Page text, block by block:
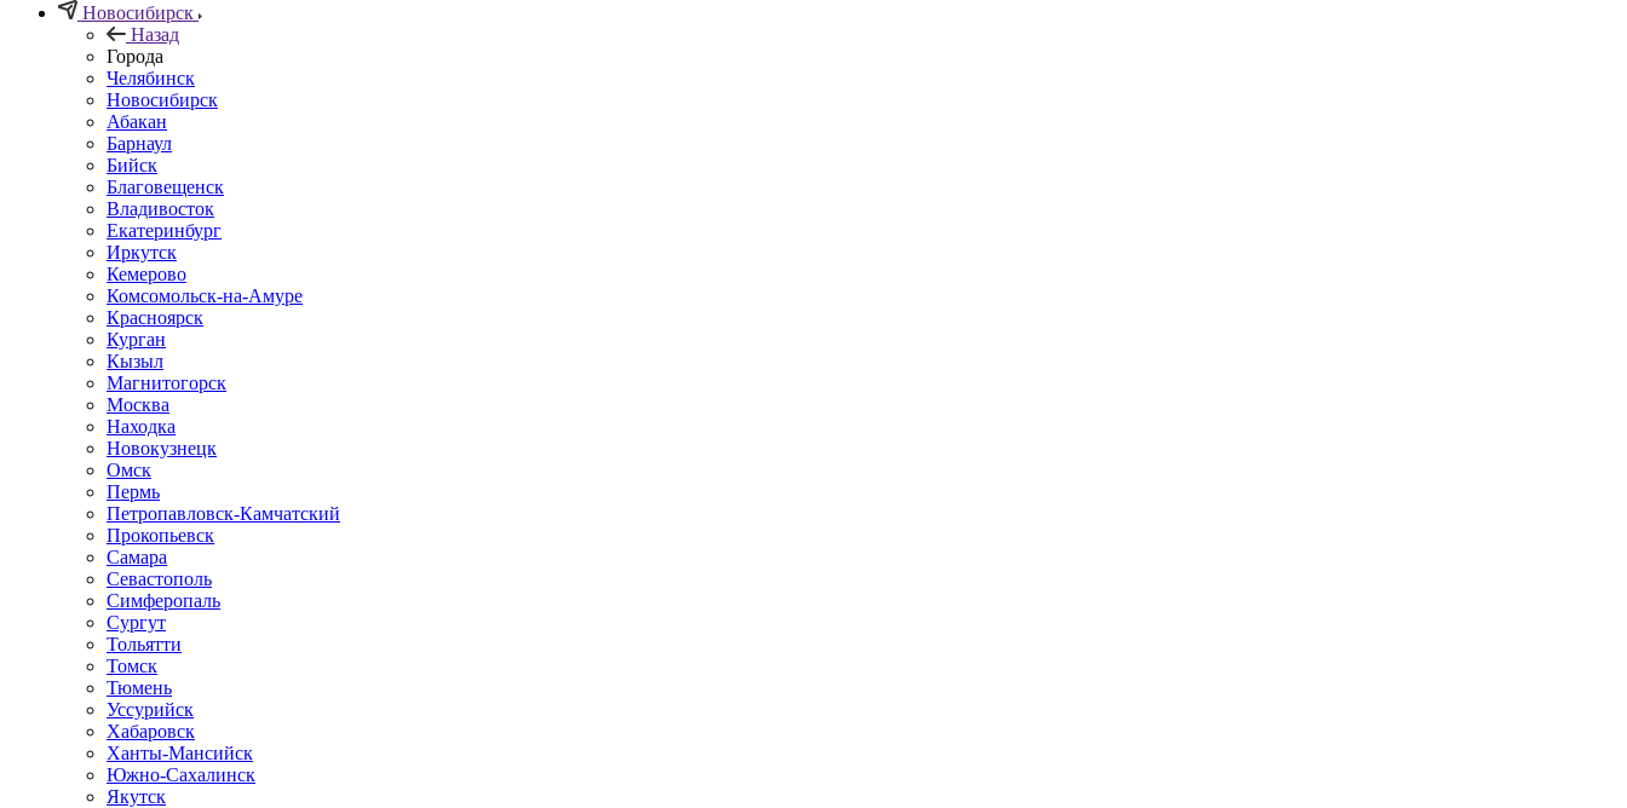
Новосибирск
Назад
Города
Челябинск
Новосибирск
Абакан
Барнаул
Бийск
Благовещенск
Владивосток
Екатеринбург
Иркутск
Кемерово
Комсомольск-на-Амуре
Красноярск
Курган
Кызыл
Магнитогорск
Москва
Находка
Новокузнецк
Омск
Пермь
Петропавловск-Камчатский
Прокопьевск
Самара
Севастополь
Симферопаль
Сургут
Тольятти
Томск
Тюмень
Уссурийск
Хабаровск
Ханты-Мансийск
Южно-Сахалинск
Якутск